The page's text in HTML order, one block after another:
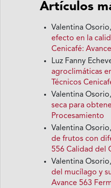
Artículos
Valentina
efecto en la
Cenicafé:
Luz Fanny
agroclimáticas
Técnicos
Valentina
seca para
Procesamiento
Valentina
de frutos con
556 Calidad del
Valentina
del mucílago y
Avance 563